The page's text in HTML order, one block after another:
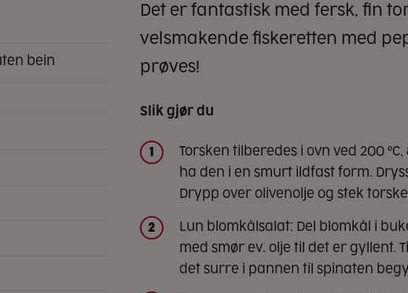
bein
Det er fantastisk med fersk, fin
velsmakende fiskeretten med
prøves!
Slik gjør du
1
Torsken tilberedes i ovn ved 200
ha den i en smurt ildfast form.
Drypp over olivenolje og stek
2
Lun blomkålsalat: Del blomkål i
med smør ev. olje til det er gyllent.
det surre i pannen til spinaten